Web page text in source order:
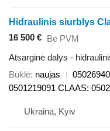
16 500 € Be PVM
Atsarginė dalys -
Būklė naujas
0501219091 CLAAS:
Ukraina, Kyiv